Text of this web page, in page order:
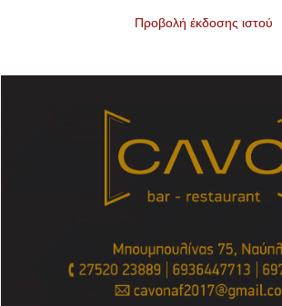
Προβολή έκδοσης ιστού